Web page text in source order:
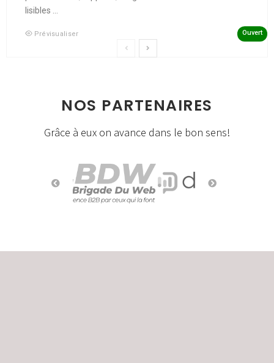
lisibles ...
Prévisualiser Ouvert
NOS PARTENAIRES
Grâce à eux on avance dans le bon sens!